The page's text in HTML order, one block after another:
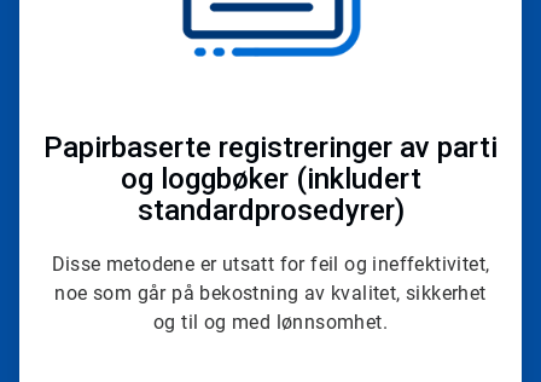
Papirbaserte registreringer av parti
og loggbøker (inkludert
standardprosedyrer)
Disse metodene er utsatt for feil og ineffektivitet,
noe som går på bekostning av kvalitet, sikkerhet
og til og med lønnsomhet.